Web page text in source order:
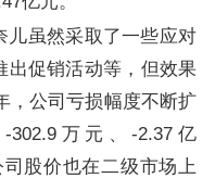
儿虽然采取了一些应对
出促销活动等，但效果
，公司亏损幅度不断扩
万元、-2.37亿
股价也在二级市场上